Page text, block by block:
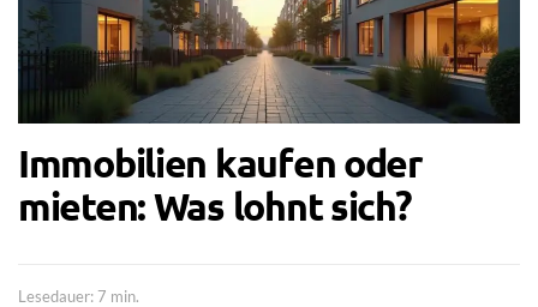
Immobilien kaufen oder
mieten: Was lohnt sich?
Lesedauer: 7 min.